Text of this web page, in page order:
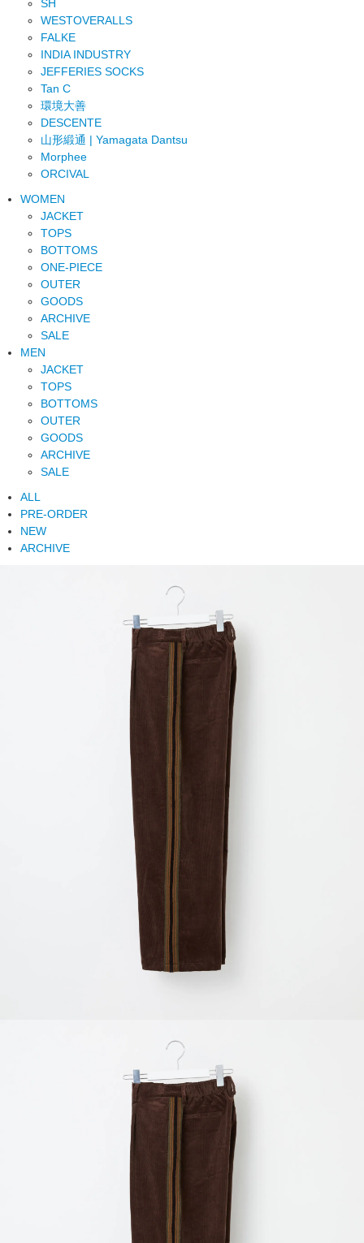
SH
WESTOVERALLS
FALKE
INDIA INDUSTRY
JEFFERIES SOCKS
Tan C
環境大善
DESCENTE
山形緞通 | Yamagata Dantsu
Morphee
ORCIVAL
WOMEN
JACKET
TOPS
BOTTOMS
ONE-PIECE
OUTER
GOODS
ARCHIVE
SALE
MEN
JACKET
TOPS
BOTTOMS
OUTER
GOODS
ARCHIVE
SALE
ALL
PRE-ORDER
NEW
ARCHIVE